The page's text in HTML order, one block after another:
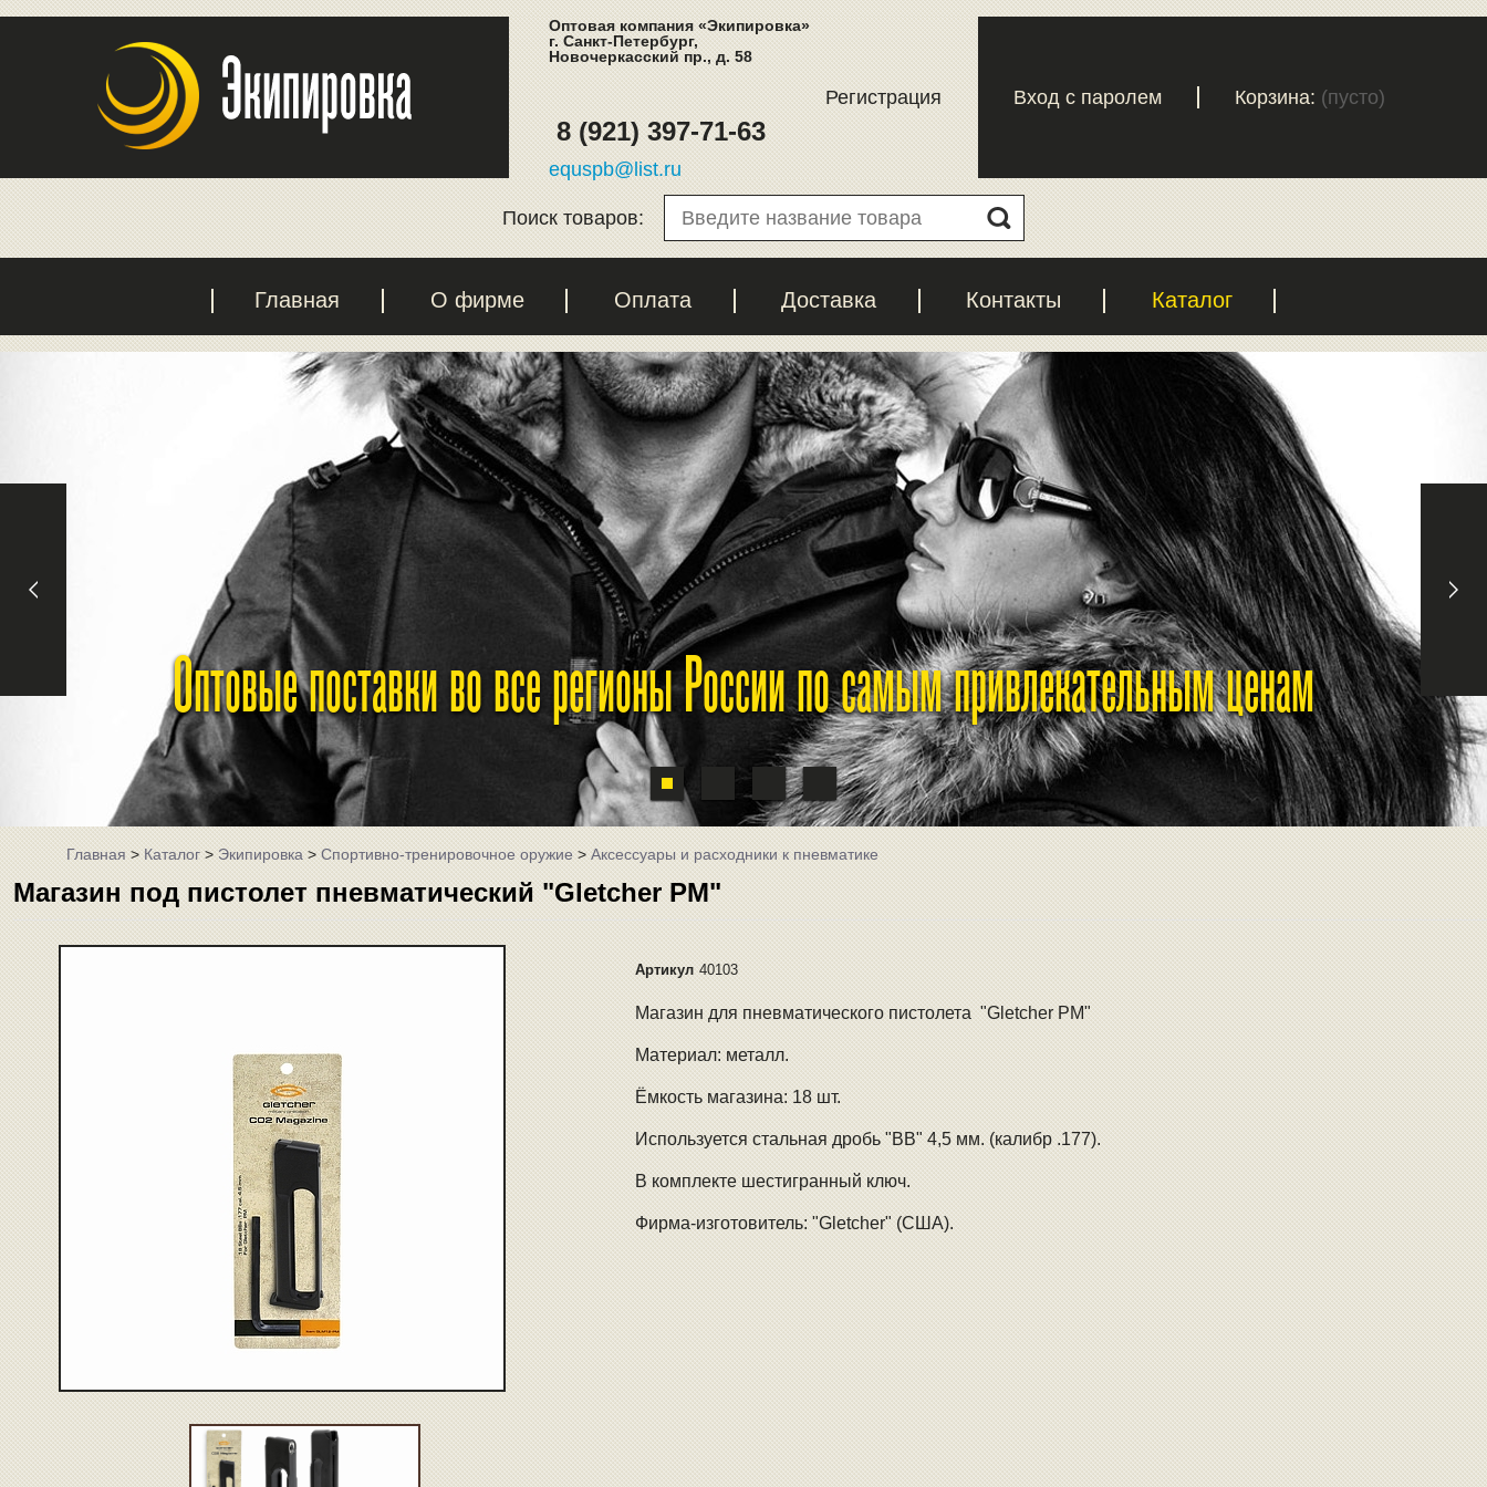
Оптовая компания «Экипировка»
г. Санкт-Петербург,
Новочеркасский пр., д. 58
8 (921) 397-71-63
equspb@list.ru
Регистрация Вход с паролем Корзина: (пусто)
Поиск товаров:
Главная О фирме Оплата Доставка Контакты Каталог
Оптовые поставки во все регионы России по самым привлекательным ценам
Главная>Каталог>Экипировка>Спортивно-тренировочное оружие>Аксессуары и расходники к пневматике
Магазин под пистолет пневматический "Gletcher PM"
Артикул 40103
Магазин для пневматического пистолета "Gletcher PM"
Материал: металл.
Ёмкость магазина: 18 шт.
Используется стальная дробь "BB" 4,5 мм. (калибр .177).
В комплекте шестигранный ключ.
Фирма-изготовитель: "Gletcher" (США).